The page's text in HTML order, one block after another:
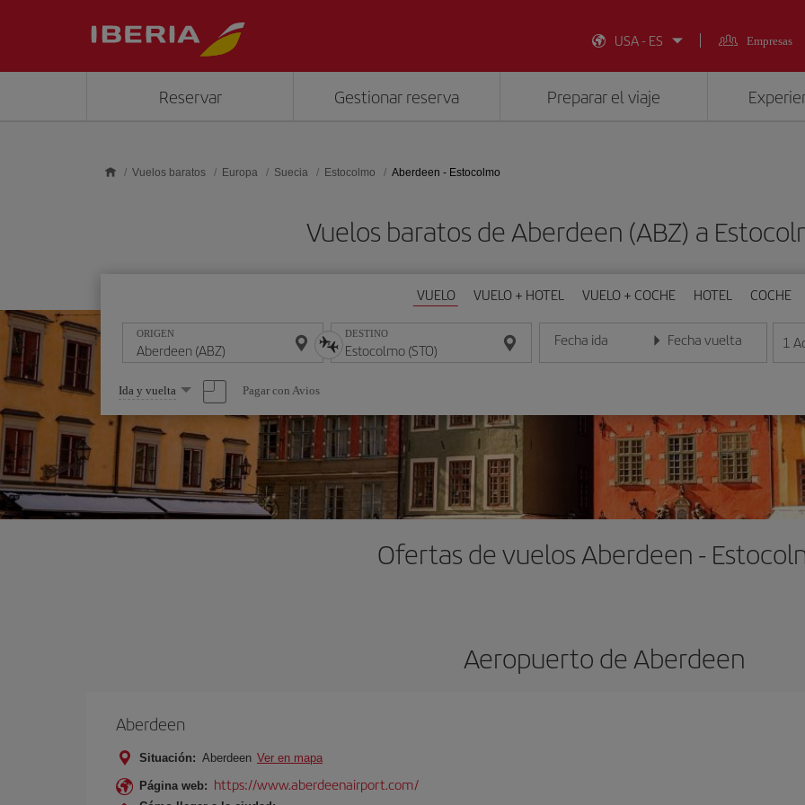
USA - ES
Empresas
Reservar Gestionar reserva Preparar el viaje
Vuelos baratos Europa Suecia Estocolmo Aberdeen - Estocolmo
Vuelos baratos de Aberdeen (ABZ) a
VUELO VUELO + HOTEL VUELO + COCHE HOTEL COCHE
ORIGEN DESTINO Fecha ida
Introduce la fecha en formato día/mes/año
Fecha vuelta
Introduce la fecha en 1
Seleccione
una
opción
Ida y vuelta Pagar con Avios
Ofertas de vuelos Aberdeen -
Aeropuerto de Aberdeen
Aberdeen
Situación: Aberdeen Ver en mapa
Página web: https://www.aberdeenairport.com/